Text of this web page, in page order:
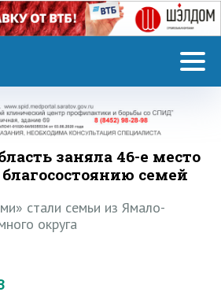
заняла 46-е место
семей
стали семьи из Ямало-
округа